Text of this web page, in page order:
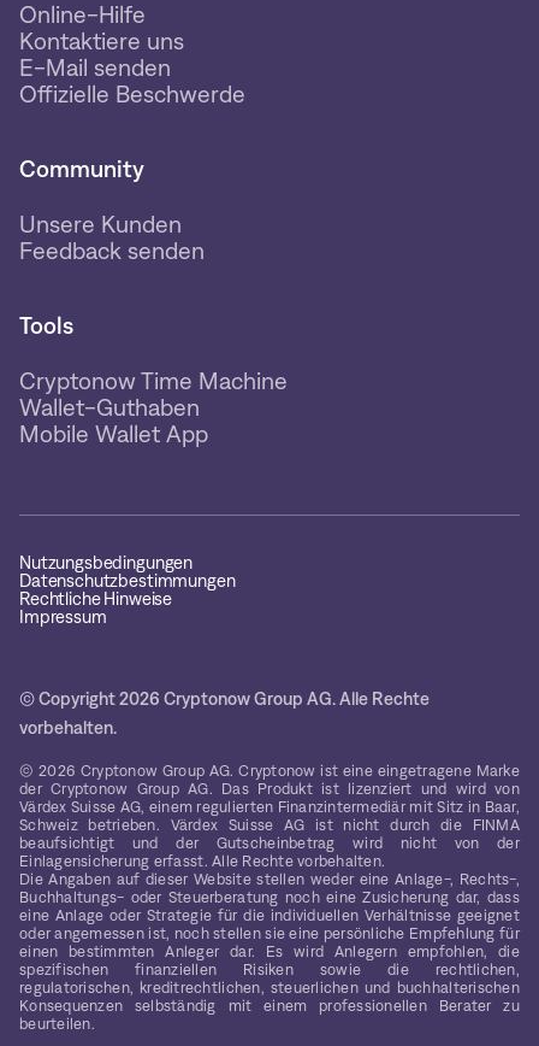
Online-Hilfe
Kontaktiere uns
E-Mail senden
Offizielle Beschwerde
Community
Unsere Kunden
Feedback senden
Tools
Cryptonow Time Machine
Wallet-Guthaben
Mobile Wallet App
Nutzungsbedingungen
Datenschutzbestimmungen
Rechtliche Hinweise
Impressum
© Copyright 2026 Cryptonow Group AG. Alle Rechte
vorbehalten.
© 2026 Cryptonow Group AG. Cryptonow ist eine eingetragene Marke
der Cryptonow Group AG. Das Produkt ist lizenziert und wird von
Värdex Suisse AG, einem regulierten Finanzintermediär mit Sitz in Baar,
Schweiz betrieben. Värdex Suisse AG ist nicht durch die FINMA
beaufsichtigt und der Gutscheinbetrag wird nicht von der
Einlagensicherung erfasst. Alle Rechte vorbehalten.
Die Angaben auf dieser Website stellen weder eine Anlage-, Rechts-,
Buchhaltungs- oder Steuerberatung noch eine Zusicherung dar, dass
eine Anlage oder Strategie für die individuellen Verhältnisse geeignet
oder angemessen ist, noch stellen sie eine persönliche Empfehlung für
einen bestimmten Anleger dar. Es wird Anlegern empfohlen, die
spezifischen finanziellen Risiken sowie die rechtlichen,
regulatorischen, kreditrechtlichen, steuerlichen und buchhalterischen
Konsequenzen selbständig mit einem professionellen Berater zu
beurteilen.